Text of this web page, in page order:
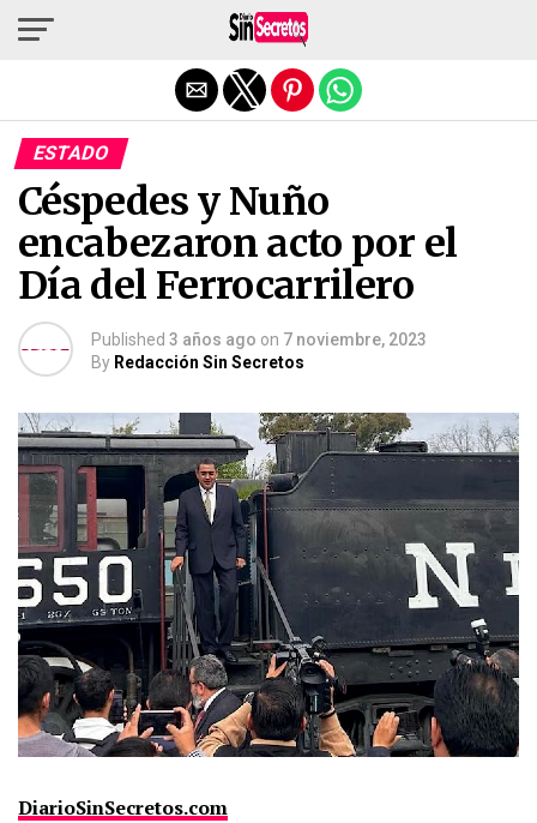
ESTADO
Céspedes y Nuño
encabezaron acto por el
Día del Ferrocarrilero
Published 3 años ago on 7 noviembre, 2023
By Redacción Sin Secretos
DiarioSinSecretos.com
Salir de la versión móvil